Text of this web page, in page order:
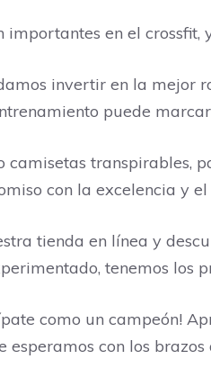
importantes en el
invertir en la mejor
puede
camisetas
con la excelencia y
tienda en línea y
tenemos los
como un campeón!
esperamos con los